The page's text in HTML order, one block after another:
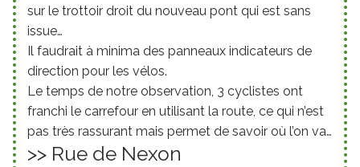
sur le trottoir droit du nouveau pont qui est sans
issue…
Il faudrait à minima des panneaux indicateurs de
direction pour les vélos.
Le temps de notre observation, 3 cyclistes ont
franchi le carrefour en utilisant la route, ce qui n’est
pas très rassurant mais permet de savoir où l’on va…
>> Rue de Nexon